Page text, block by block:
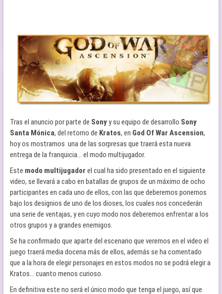
Tras el anuncio por parte de Sonyy su equipo de desarrollo Sony
Santa Mónica, del retorno de Kratos, en God Of War Ascension,
hoy os mostramos una de las sorpresas que traerá esta nueva
entrega de la franquicia… el modo multijugador.
Este modo multijugador el cual ha sido presentado en el siguiente
video, se llevará a cabo en batallas de grupos de un máximo de ocho
participantes en cada uno de ellos, con las que deberemos ponernos
bajo los designios de uno de los dioses, los cuales nos concederán
una serie de ventajas, y en cuyo modo nos deberemos enfrentar a los
otros grupos y a grandes enemigos.
Se ha confirmado que aparte del escenario que veremos en el video el
juego traerá media docena más de ellos, además se ha comentado
que a la hora de elegir personajes en estos modos no se podrá elegir a
Kratos… cuanto menos curioso.
En definitiva este no será el único modo que tenga el juego, así que